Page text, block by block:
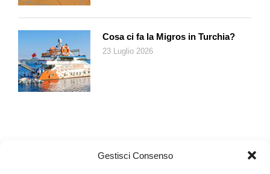
Gestisci Consenso
Francesco M. Cataluccio,
Casagrande, 2020 (disponibile anche in ebook).
Cosa ci fa la Migros in Turchia?
23 Luglio 2026